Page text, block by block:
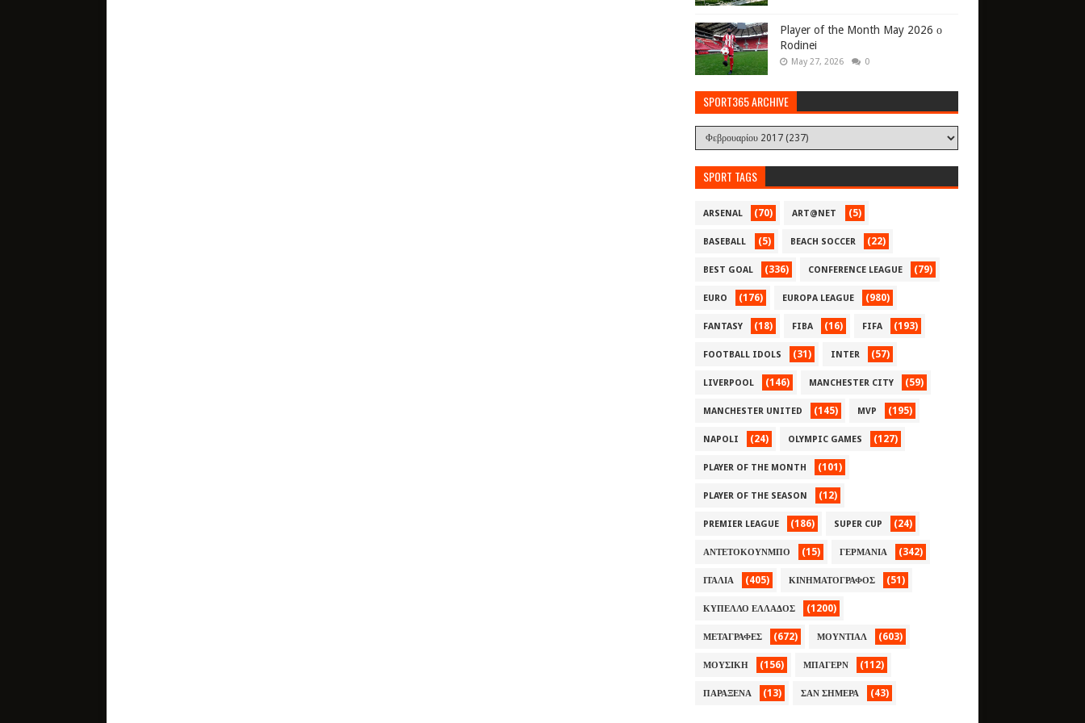
Player of the Month May 2026 ο
Rodinei
May 27, 2026 0
SPORT365 ARCHIVE
SPORT TAGS
ARSENAL (70) ART@NET (5)
BASEBALL (5) BEACH SOCCER (22)
BEST GOAL (336) CONFERENCE LEAGUE (79)
EURO (176) EUROPA LEAGUE (980)
FANTASY (18) FIBA (16) FIFA (193)
FOOTBALL IDOLS (31) INTER (57)
LIVERPOOL (146) MANCHESTER CITY (59)
MANCHESTER UNITED (145) MVP (195)
NAPOLI (24) OLYMPIC GAMES (127)
PLAYER OF THE MONTH (101)
PLAYER OF THE SEASON (12)
PREMIER LEAGUE (186) SUPER CUP (24)
ΑΝΤΕΤΟΚΟΥΝΜΠΟ (15) ΓΕΡΜΑΝΙΑ (342)
ΙΤΑΛΙΑ (405) ΚΙΝΗΜΑΤΟΓΡΑΦΟΣ (51)
ΚΥΠΕΛΛΟ ΕΛΛΑΔΟΣ (1200)
ΜΕΤΑΓΡΑΦΕΣ (672) ΜΟΥΝΤΙΑΛ (603)
ΜΟΥΣΙΚΗ (156) ΜΠΑΓΕΡΝ (112)
ΠΑΡΑΞΕΝΑ (13) ΣΑΝ ΣΗΜΕΡΑ (43)